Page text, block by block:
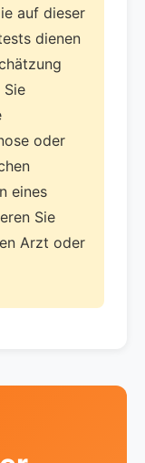
auf dieser
dienen
Sie
oder
eines
Sie
Arzt oder